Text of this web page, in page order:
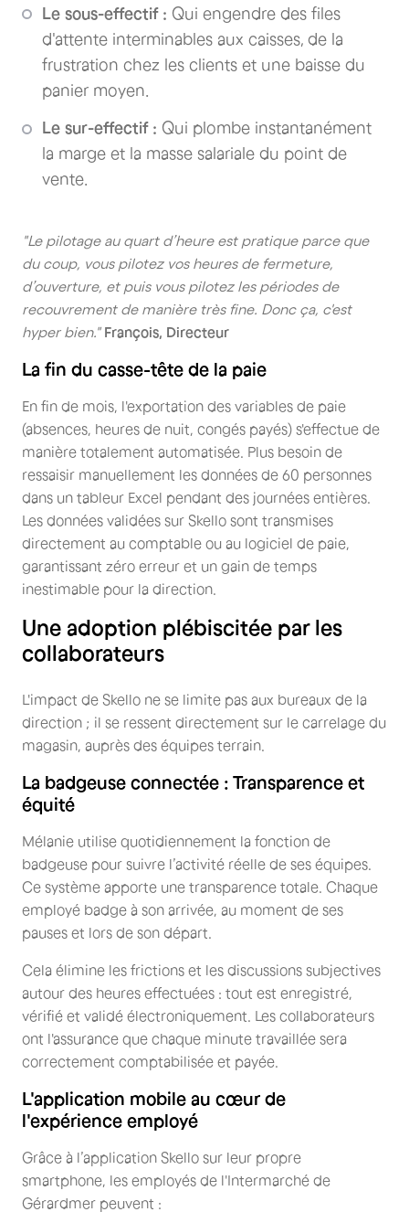
Le sous-effectif : Qui engendre des files
d'attente interminables aux caisses, de la
frustration chez les clients et une baisse du
panier moyen.
Le sur-effectif : Qui plombe instantanément
la marge et la masse salariale du point de
vente.
"Le pilotage au quart d’heure est pratique parce que
du coup, vous pilotez vos heures de fermeture,
d’ouverture, et puis vous pilotez les périodes de
recouvrement de manière très fine. Donc ça, c'est
hyper bien." François, Directeur
La fin du casse-tête de la paie
En fin de mois, l'exportation des variables de paie
(absences, heures de nuit, congés payés) s'effectue de
manière totalement automatisée. Plus besoin de
ressaisir manuellement les données de 60 personnes
dans un tableur Excel pendant des journées entières.
Les données validées sur Skello sont transmises
directement au comptable ou au logiciel de paie,
garantissant zéro erreur et un gain de temps
inestimable pour la direction.
Une adoption plébiscitée par les
collaborateurs
L'impact de Skello ne se limite pas aux bureaux de la
direction ; il se ressent directement sur le carrelage du
magasin, auprès des équipes terrain.
La badgeuse connectée : Transparence et
équité
Mélanie utilise quotidiennement la fonction de
badgeuse pour suivre l’activité réelle de ses équipes.
Ce système apporte une transparence totale. Chaque
employé badge à son arrivée, au moment de ses
pauses et lors de son départ.
Cela élimine les frictions et les discussions subjectives
autour des heures effectuées : tout est enregistré,
vérifié et validé électroniquement. Les collaborateurs
ont l'assurance que chaque minute travaillée sera
correctement comptabilisée et payée.
L'application mobile au cœur de
l'expérience employé
Grâce à l’application Skello sur leur propre
smartphone, les employés de l'Intermarché de
Gérardmer peuvent :